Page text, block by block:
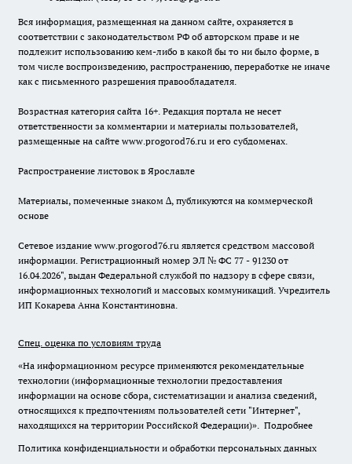
Вся информация, размещенная на данном сайте, охраняется в
соответствии с законодательством РФ об авторском праве и не
подлежит использованию кем-либо в какой бы то ни было форме, в
том числе воспроизведению, распространению, переработке не иначе
как с письменного разрешения правообладателя.
Возрастная категория сайта 16+. Редакция портала не несет
ответственности за комментарии и материалы пользователей,
размещенные на сайте www.progorod76.ru и его субдоменах.
Распространение листовок в Ярославле
Материалы, помеченные знаком ∆, публикуются на коммерческой
основе
Сетевое издание www.progorod76.ru является средством массовой
информации. Регистрационный номер ЭЛ № ФС 77 - 91230 от
16.04.2026", выдан Федеральной службой по надзору в сфере связи,
информационных технологий и массовых коммуникаций. Учредитель
ИП Кокарева Анна Константиновна.
Спец. оценка по условиям труда
«На информационном ресурсе применяются рекомендательные
технологии (информационные технологии предоставления
информации на основе сбора, систематизации и анализа сведений,
относящихся к предпочтениям пользователей сети "Интернет",
находящихся на территории Российской Федерации)». Подробнее
Политика конфиденциальности и обработки персональных данных